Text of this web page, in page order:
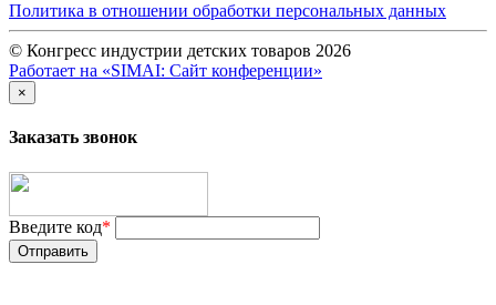
Политика в отношении обработки персональных данных
© Конгресс индустрии детских товаров 2026
Работает на «SIMAI: Сайт конференции»
×
Заказать звонок
Введите код*
Отправить